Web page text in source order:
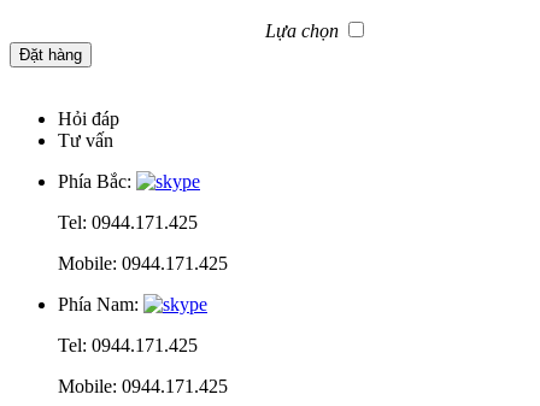
Lựa chọn
Hỏi đáp
Tư vấn
Phía Bắc:
Tel: 0944.171.425
Mobile: 0944.171.425
Phía Nam:
Tel: 0944.171.425
Mobile: 0944.171.425